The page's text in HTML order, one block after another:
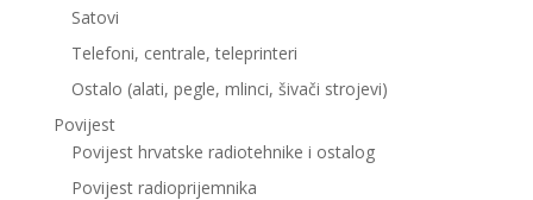
Satovi
Telefoni, centrale, teleprinteri
Ostalo (alati, pegle, mlinci, šivači strojevi)
Povijest
Povijest hrvatske radiotehnike i ostalog
Povijest radioprijemnika